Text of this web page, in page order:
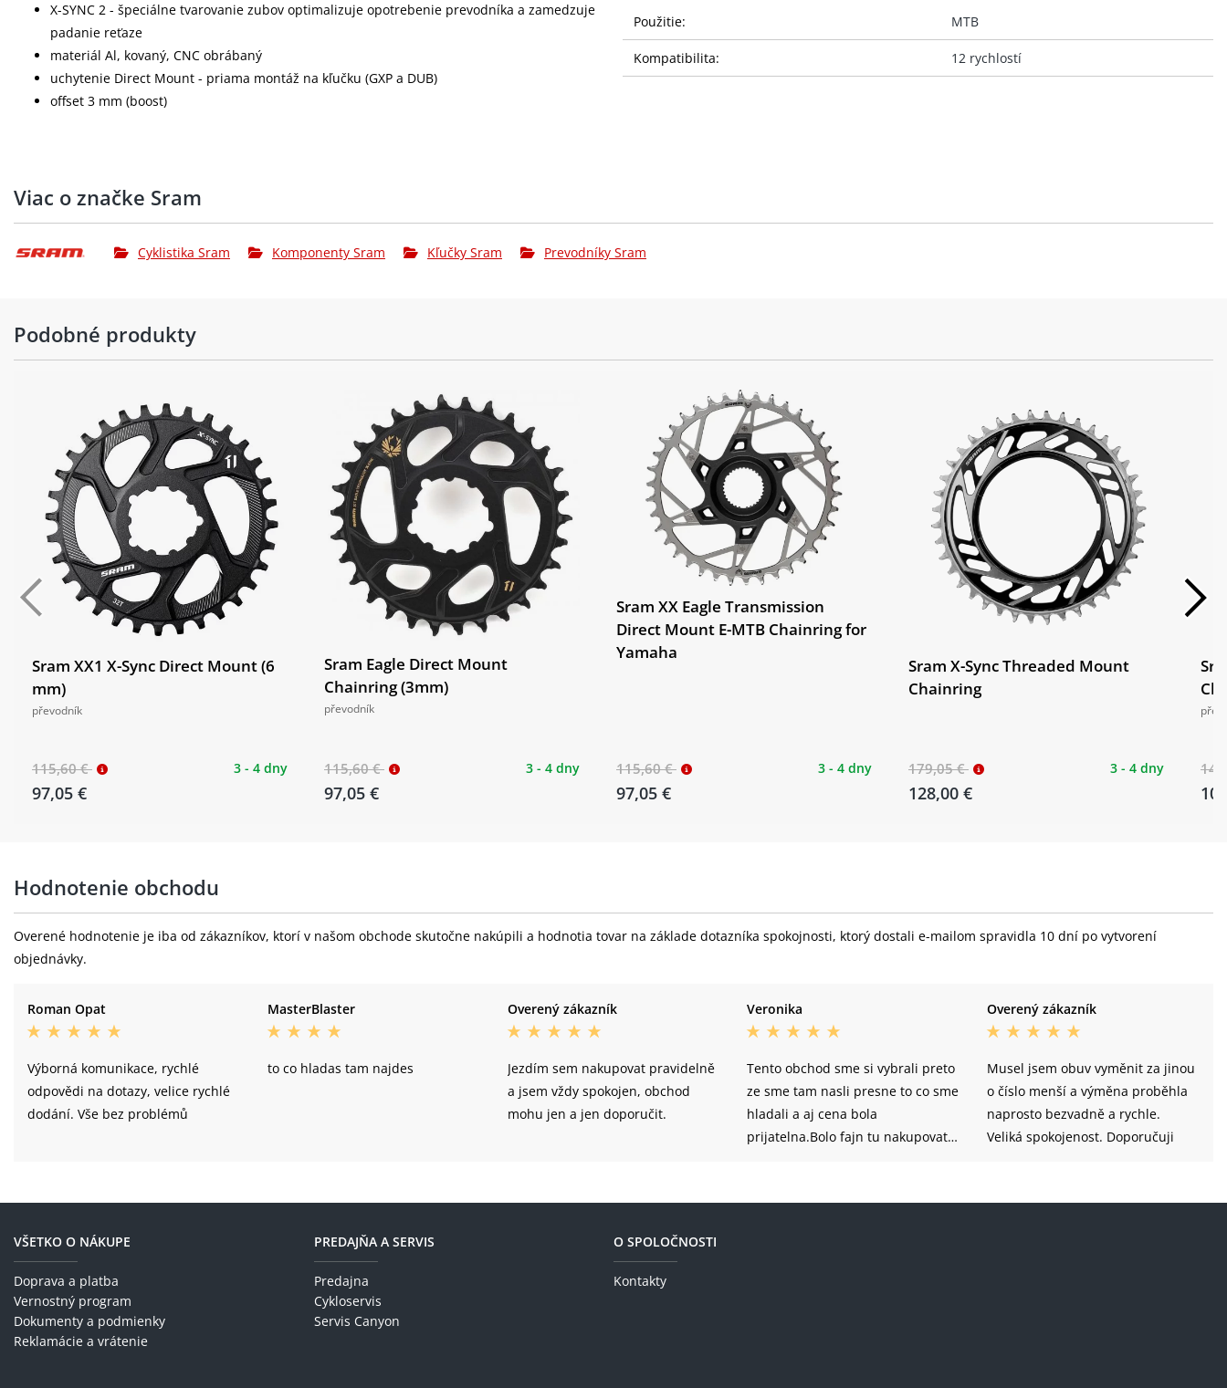
X-SYNC 2 - špeciálne tvarovanie zubov optimalizuje opotrebenie prevodníka a zamedzuje
padanie reťaze
materiál Al, kovaný, CNC obrábaný
uchytenie Direct Mount - priama montáž na kľučku (GXP a DUB)
offset 3 mm (boost)
Použitie: MTB
Kompatibilita: 12 rychlostí
Viac o značke Sram
Cyklistika Sram Komponenty Sram Kľučky Sram Prevodníky Sram
Podobné produkty
Sram XX1 X-Sync Direct Mount (6
mm)
převodník
115,60 €
97,05 €
3 - 4 dny
Sram Eagle Direct Mount
Chainring (3mm)
převodník
115,60 €
97,05 €
3 - 4 dny
Sram XX Eagle Transmission
Direct Mount E-MTB Chainring for
Yamaha
115,60 €
97,05 €
3 - 4 dny
Sram X-Sync Threaded Mount
Chainring
179,05 €
128,00 €
3 - 4 dny
Hodnotenie obchodu
Overené hodnotenie je iba od zákazníkov, ktorí v našom obchode skutočne nakúpili a hodnotia tovar na základe dotazníka spokojnosti, ktorý dostali e-mailom spravidla 10 dní po vytvorení
objednávky.
Roman Opat
Výborná komunikace, rychlé
odpovědi na dotazy, velice rychlé
dodání. Vše bez problémů
MasterBlaster
to co hladas tam najdes
Overený zákazník
Jezdím sem nakupovat pravidelně
a jsem vždy spokojen, obchod
mohu jen a jen doporučit.
Veronika
Tento obchod sme si vybrali preto
ze sme tam nasli presne to co sme
hladali a aj cena bola
prijatelna.Bolo fajn tu nakupovat,
tovar pride skor ale neprisiel na
Overený zákazník
Musel jsem obuv vyměnit za jinou
o číslo menší a výměna proběhla
naprosto bezvadně a rychle.
Veliká spokojenost. Doporučuji
VŠETKO O NÁKUPE
Doprava a platba
Vernostný program
Dokumenty a podmienky
Reklamácie a vrátenie
PREDAJŇA A SERVIS
Predajna
Cykloservis
Servis Canyon
O SPOLOČNOSTI
Kontakty